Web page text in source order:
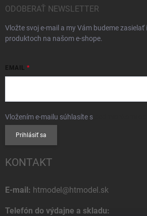
ODOBERAŤ NEWSLETTER
Vložte svoj e-mail a my Vám budeme
produktoch na našom e-shope.
EMAIL
Vložením e-mailu súhlasíte s
Prihlásiť sa
KONTAKT
E-mail: htmodel@htmodel.sk
Telefón do výdajne a skladu: